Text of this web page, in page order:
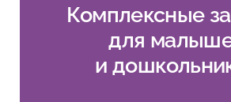
Комплексные
для
и